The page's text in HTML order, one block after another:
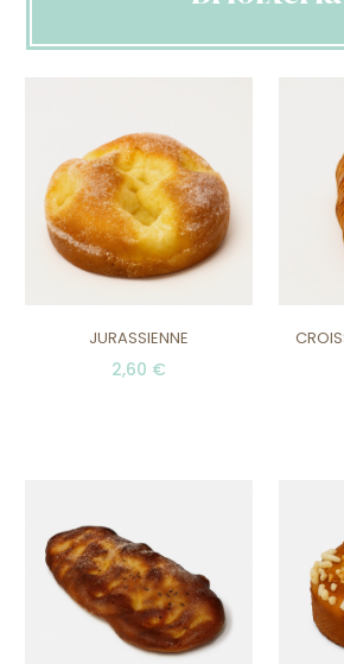
JURASSIENNE
2,60 €